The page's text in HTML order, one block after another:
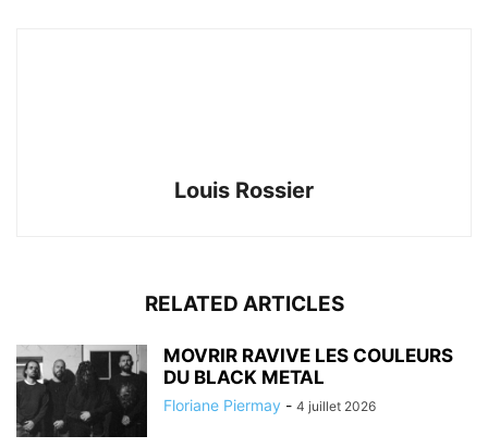
Louis Rossier
RELATED ARTICLES
MOVRIR RAVIVE LES COULEURS
DU BLACK METAL
Floriane Piermay - 4 juillet 2026